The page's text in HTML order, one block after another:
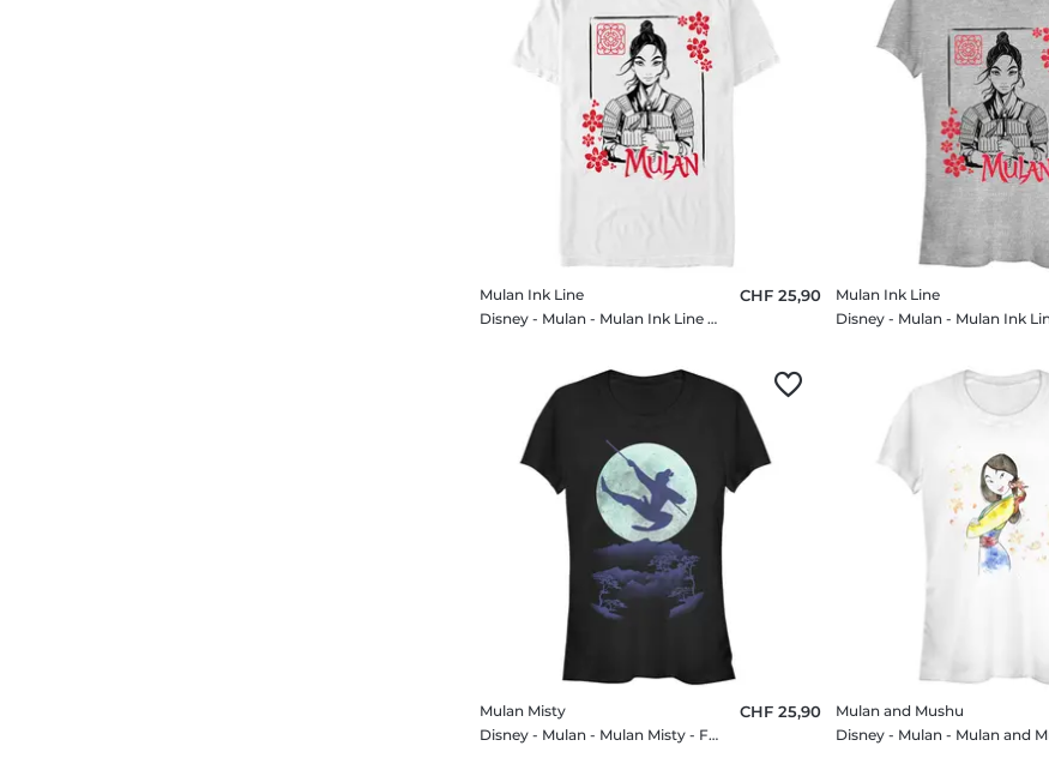
Mulan Ink Line
Disney - Mulan - Mulan Ink Line - Homme T-shirt
CHF 25,90
Mulan Ink Line
Mulan Misty
Disney - Mulan - Mulan Misty - Femme T-shirt
CHF 25,90
Mulan and Mushu